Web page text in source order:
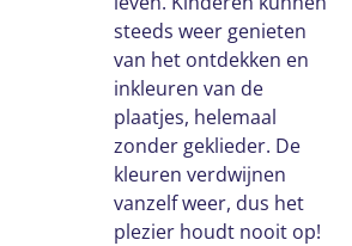
steeds weer genieten
van het ontdekken en
inkleuren van de
plaatjes, helemaal
zonder geklieder. De
kleuren verdwijnen
vanzelf weer, dus het
plezier houdt nooit op!